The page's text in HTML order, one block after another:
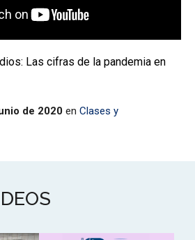
Las cifras de la pandemia en
de 2020 en Clases y